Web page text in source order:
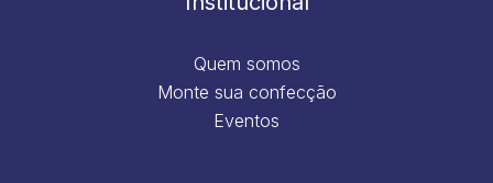
Quem somos
Monte sua confecção
Eventos